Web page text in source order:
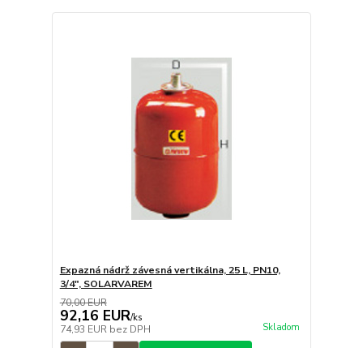
Expazná nádrž závesná vertikálna, 25 L, PN10,
3/4", SOLARVAREM
70,00 EUR
92,16 EUR/ks
74,93 EUR bez DPH Skladom